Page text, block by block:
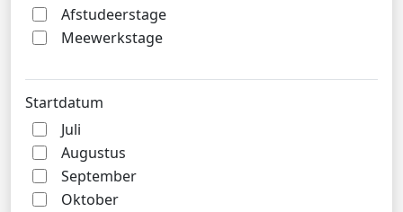
Afstudeerstage
Meewerkstage
Startdatum
Juli
Augustus
September
Oktober